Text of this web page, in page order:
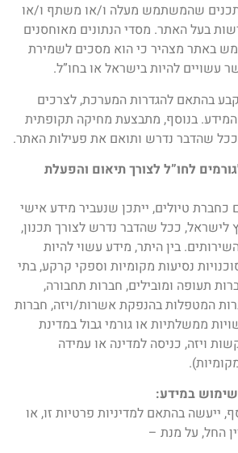
תכנים שהמשתמש מעלה ו/או משתף ו/או
בעל האתר. מסדי הנתונים מאוחסנים
באתר מצהיר כי הוא מסכים לשמירת
עשויים להיות בישראל או בחו”ל.
בהתאם להגדרות המערכת, לצרכים
המידע. בנוסף, מתבצעת מחיקה תקופתית
שהדבר נדרש ותואם את פעילות האתר.
לחו”ל לצורך תיאום והפעלת
טיולים, ייתכן שנעביר מידע אישי
לישראל, ככל שהדבר נדרש לצורך תכנון,
בין היתר, מידע עשוי להיות
נסיעות מקומיות וספקי קרקע, בתי
תעופה ומובילים, חברות תחבורה,
המטפלות בהנפקת אשרות/ויזה, חברות
ממשלתיות או גורמי גבול במדינת
ויזה, כניסה למדינה או עמידה
במידע:
ייעשה בהתאם למדיניות פרטיות זו, או
החל, על מנת –